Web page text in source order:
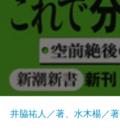
井脇祐人／著、水木楊／著